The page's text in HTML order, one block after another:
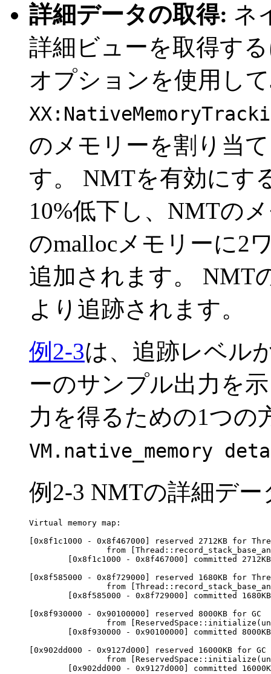
詳細データの取得: ネ
詳細ビューを取得す
オプションを使用し
のメモリーを割り当
す。
NMTを有効にす
10%低下し、NMTの
のmallocメモリーに2
追加されます。
NMT
より追跡されます。
例2-3は、追跡レベル
ーのサンプル出力を
力を得るための1つの
VM.native_memory
例2-3 NMTの詳細デー
Virtual memory map:
[0x8f1c1000 - 0x8f467000] reserved 2712KB for
from
[0x8f1c1000 - 0x8f467000] committed
[0x8f585000 - 0x8f729000] reserved 1680KB for
from
[0x8f585000 - 0x8f729000] committed
[0x8f930000 - 0x90100000] reserved 8000KB for GC
from
[0x8f930000 - 0x90100000] committed
[0x902dd000 - 0x9127d000] reserved 16000KB for GC
from
[0x902dd000 - 0x9127d000] committed